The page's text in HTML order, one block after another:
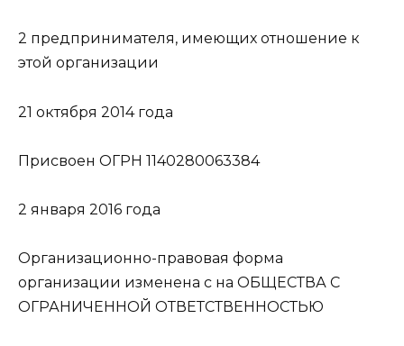
2 предпринимателя, имеющих отношение к
этой организации
21 октября 2014 года
Присвоен ОГРН 1140280063384
2 января 2016 года
Организационно-правовая форма
организации изменена с на ОБЩЕСТВА С
ОГРАНИЧЕННОЙ ОТВЕТСТВЕННОСТЬЮ